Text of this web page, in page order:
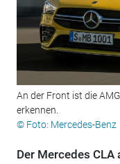
An der Front ist die
erkennen.
© Foto: Mercedes-Benz
Der Mercedes